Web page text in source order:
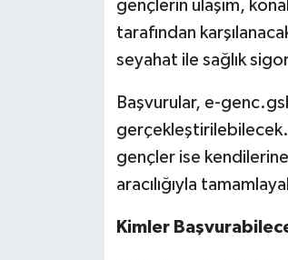
gençlerin ulaşım,
tarafından
seyahat ile sağlık
Başvurular, e-
gerçekleştirilebilecek.
gençler ise
aracılığıyla
Kimler